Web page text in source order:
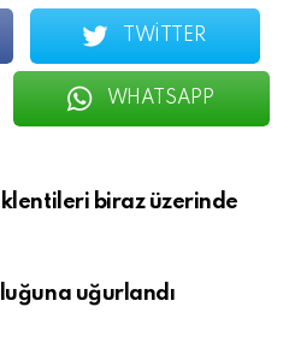
TWITTER
WHATSAPP
biraz üzerinde
uğurlandı